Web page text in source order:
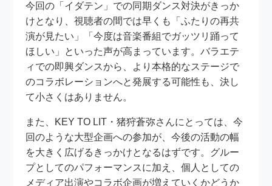
今回の「イダテン」での同期ダンス対決がきっか
けとなり、視聴者の間では早くも「ふたりの再共
演が見たい」「今度は音楽番組でガッツリ踊って
ほしい」といった声が高まっています。バラエテ
ィでの即興ダンスから、より本格的なステージで
のコラボレーションへと発展する可能性も、決し
て小さくはありません。
また、KEY TO LIT・猪狩蒼弥さんにとっては、今
回のような大型企画への参加が、今後の活動の幅
を大きく広げるきっかけとなるはずです。グルー
プとしてのパフォーマンスに加え、個人としての
メディア出演やコラボ企画が増えていくかどうか